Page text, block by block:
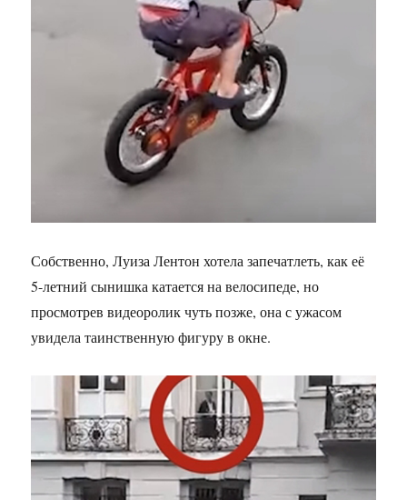
Собственно, Луиза Лентон хотела запечатлеть, как её
5-летний сынишка катается на велосипеде, но
просмотрев видеоролик чуть позже, она с ужасом
увидела таинственную фигуру в окне.